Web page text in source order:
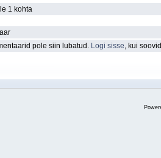
1 kohta
pole siin lubatud. Logi sisse, kui